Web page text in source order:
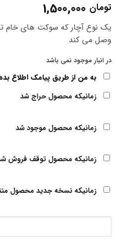
تومان
یک نوع آچار که سوکت های خام
وصل می کند
در انبار موجود نمی باشد
به من از طریق پیامک اطلاع بده
زمانیکه محصول حراج شد
زمانیکه محصول موجود شد
زمانیکه محصول توقف فروش
زمانیکه نسخه جدید محصول